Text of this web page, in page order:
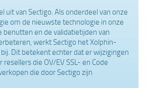
uit van Sectigo. Als onderdeel van onze
om de nieuwste technologie in onze
benutten en de validatietijden van
werkt Sectigo het Xolphin-
Dit betekent echter dat er wijzigingen
die OV/EV SSL- en Code
die door Sectigo zijn